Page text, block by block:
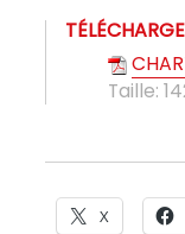
Taille:
X